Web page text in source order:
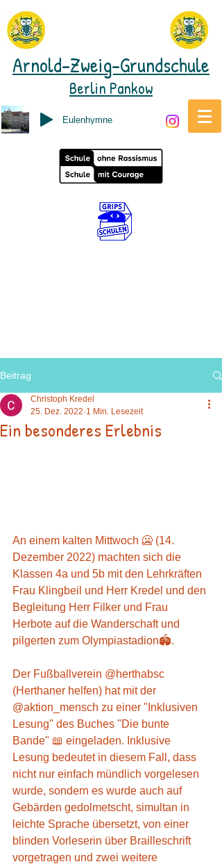
Arnold-Zweig-Grundschule
Berlin Pankow
Eulenhymne
Beitrag
Ein besonderes Erlebnis
Christoph Kredel
25. Dez. 2022 1 Min. Lesezeit
An einem kalten Mittwoch 🥶 (14.
Dezember 2022) machten sich die
Klassen 4a und 5b mit den Lehrkräften
Frau Klingbeil und Herr Kredel und den
Begleitung Herr Filker und Frau
Herbote auf die Wanderschaft und
pilgerten zum Olympiastadion🏟️.
Der Fußballverein @herthabsc
(Herthaner helfen) hat mit der
@aktion_mensch zu einer "Inklusiven
Lesung" des Buches "Die bunte
Bande" 📖 eingeladen. Inklusive
Lesung bedeutet in diesem Fall, dass
nicht nur einfach mündlich vorgelesen
wurde, sondern es wurde auch auf
Gebärden gedolmetscht, simultan in
leichte Sprache übersetzt, von einer
blinden Vorleserin über Brailleschrift
vorgetragen und zwei weitere